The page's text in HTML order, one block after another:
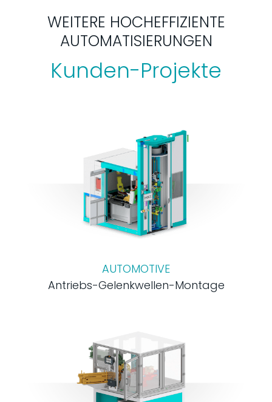
WEITERE HOCHEFFIZIENTE
AUTOMATISIERUNGEN
Kunden-Projekte
AUTOMOTIVE
Antriebs-Gelenkwellen-Montage